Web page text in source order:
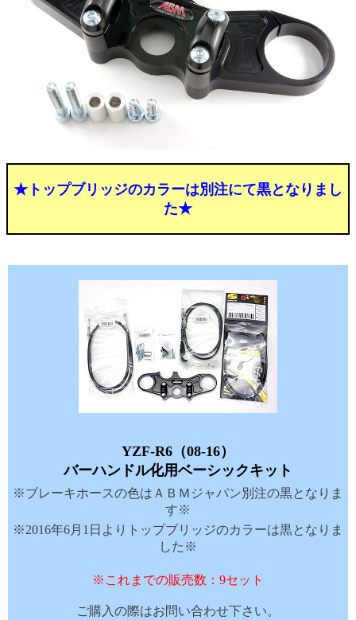
★トップブリッジのカラーは別注にて黒となりまし
た★
YZF-R6（08-16）
バーハンドル化用ベーシックキット
※ブレーキホースの色はＡＢＭジャパン別注の黒となりま
す※
※2016年6月1日よりトップブリッジのカラーは黒となりま
した※
※これまでの販売数：9セット
ご購入の際はお問い合わせ下さい。